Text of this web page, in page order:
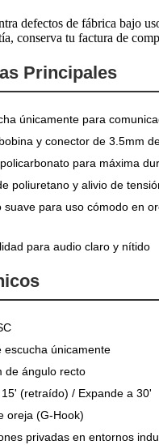
defectos de fábrica bajo
conserva tu factura de
Principales
únicamente para
y conector de 3.5mm
para máxima
poliuretano y alivio de
suave para uso cómodo en
para audio claro y nítido
escucha únicamente
de ángulo recto
15' (retraído) / Expande a 30'
oreja (G-Hook)
privadas en entornos